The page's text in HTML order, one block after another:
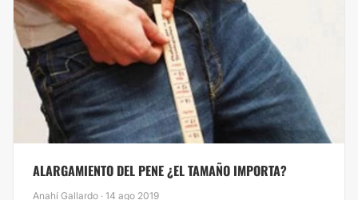
ALARGAMIENTO DEL PENE ¿EL TAMAÑO IMPORTA?
Anahí Gallardo · 14 ago 2019